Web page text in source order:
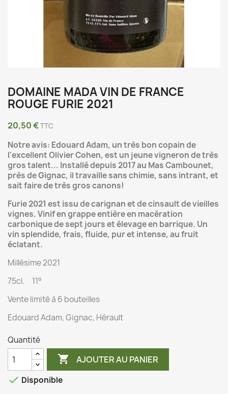
DOMAINE MADA VIN DE FRANCE
ROUGE FURIE 2021
20,50 €TTC
Notre avis: Edouard Adam, un très bon copain de
l'excellent Olivier Cohen, est un jeune vigneron de très
gros talent... Installé depuis 2017 au Mas Cambounet,
près de Gignac, il travaille sans chimie, sans intrant, et
sait faire de très gros canons!
Furie 2021 est issu de carignan et de cinsault de vieilles
vignes. Vinif en grappe entière en macération
carbonique de sept jours et élevage en barrique. Un
vin splendide, frais, fluide, pur et intense, au fruit
éclatant.
Millésime 2021
75cl. 11°
Vente limité à 6 bouteilles
Edouard Adam, Gignac, Hérault
Quantité
 AJOUTER AU PANIER
 Disponible